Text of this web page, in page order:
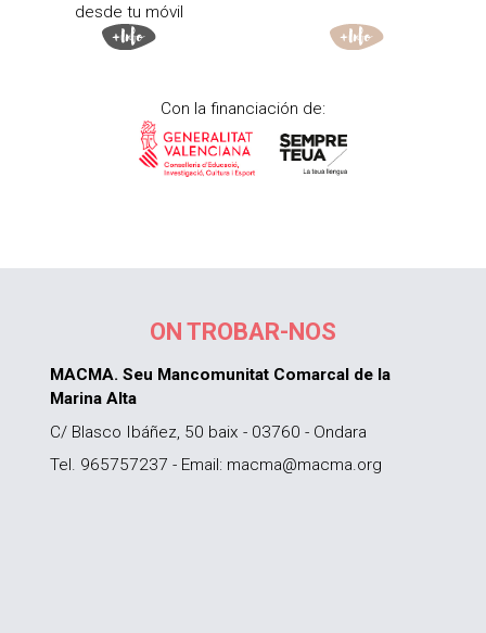
desde tu móvil
Con la financiación de:
ON TROBAR-NOS
MACMA. Seu Mancomunitat Comarcal de la
Marina Alta
C/ Blasco Ibáñez, 50 baix - 03760 - Ondara
Tel. 965757237 - Email: macma@macma.org